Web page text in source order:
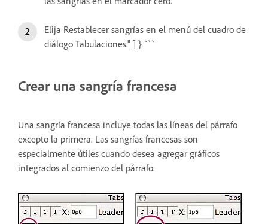
Elija Restablecer sangrías en el menú del cuadro de
diálogo Tabulaciones." ] } ```
Crear una sangría francesa
Una sangría francesa incluye todas las líneas del párrafo
excepto la primera. Las sangrías francesas son
especialmente útiles cuando desea agregar gráficos
integrados al comienzo del párrafo.